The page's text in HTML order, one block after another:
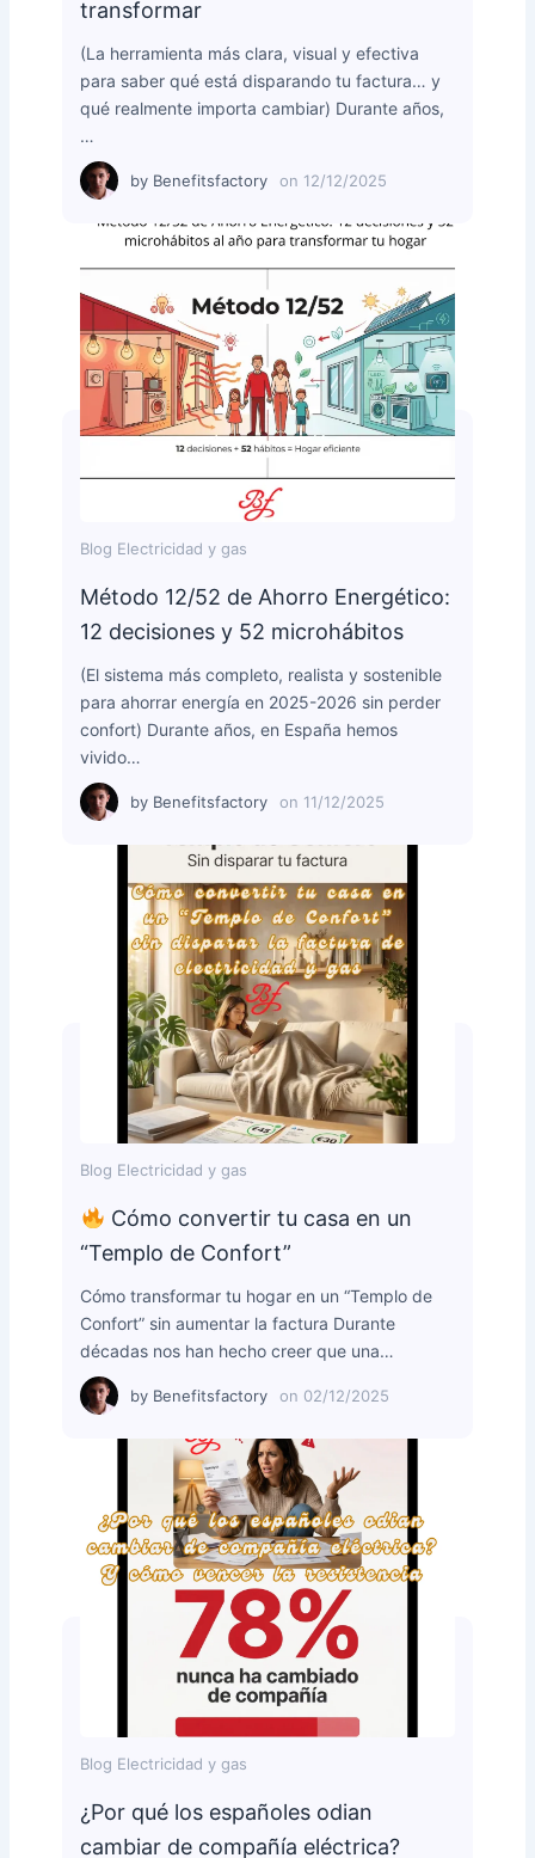
transformar
(La herramienta más clara, visual y efectiva
para saber qué está disparando tu factura… y
qué realmente importa cambiar) Durante años,
…
by Benefitsfactory on 12/12/2025
Blog Electricidad y gas
Método 12/52 de Ahorro Energético:
12 decisiones y 52 microhábitos
(El sistema más completo, realista y sostenible
para ahorrar energía en 2025-2026 sin perder
confort) Durante años, en España hemos
vivido…
by Benefitsfactory on 11/12/2025
Blog Electricidad y gas
Cómo convertir tu casa en un
“Templo de Confort”
Cómo transformar tu hogar en un “Templo de
Confort” sin aumentar la factura Durante
décadas nos han hecho creer que una…
by Benefitsfactory on 02/12/2025
Blog Electricidad y gas
¿Por qué los españoles odian
cambiar de compañía eléctrica?